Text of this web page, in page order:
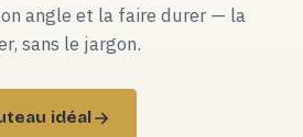
angle et la faire durer — la
sans le jargon.
idéal